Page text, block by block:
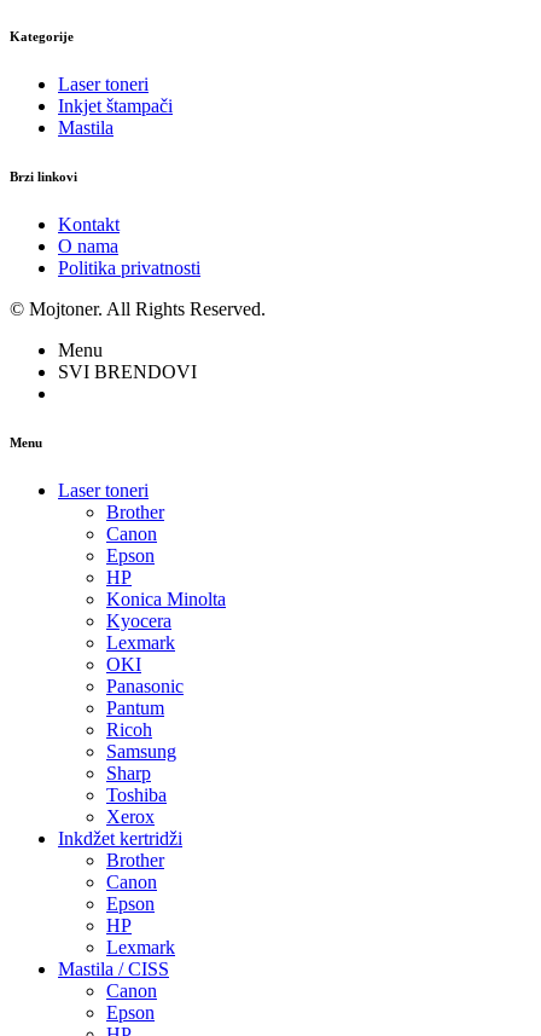
Kategorije
Laser toneri
Inkjet štampači
Mastila
Brzi linkovi
Kontakt
O nama
Politika privatnosti
© Mojtoner. All Rights Reserved.
Menu
SVI BRENDOVI
Menu
Laser toneri
Brother
Canon
Epson
HP
Konica Minolta
Kyocera
Lexmark
OKI
Panasonic
Pantum
Ricoh
Samsung
Sharp
Toshiba
Xerox
Inkdžet kertridži
Brother
Canon
Epson
HP
Lexmark
Mastila / CISS
Canon
Epson